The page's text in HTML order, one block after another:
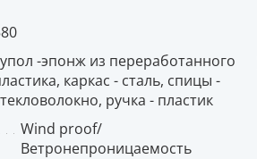
-эпонж из переработанного
каркас - сталь, спицы -
ручка - пластик
Wind proof/
Ветронепроницаемость